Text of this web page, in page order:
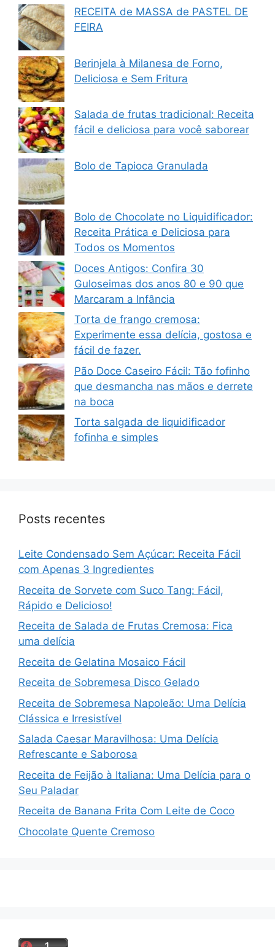
RECEITA de MASSA de PASTEL DE
FEIRA
Berinjela à Milanesa de Forno,
Deliciosa e Sem Fritura
Salada de frutas tradicional: Receita
fácil e deliciosa para você saborear
Bolo de Tapioca Granulada
Bolo de Chocolate no Liquidificador:
Receita Prática e Deliciosa para
Todos os Momentos
Doces Antigos: Confira 30
Guloseimas dos anos 80 e 90 que
Marcaram a Infância
Torta de frango cremosa:
Experimente essa delícia, gostosa e
fácil de fazer.
Pão Doce Caseiro Fácil: Tão fofinho
que desmancha nas mãos e derrete
na boca
Torta salgada de liquidificador
fofinha e simples
Posts recentes
Leite Condensado Sem Açúcar: Receita Fácil
com Apenas 3 Ingredientes
Receita de Sorvete com Suco Tang: Fácil,
Rápido e Delicioso!
Receita de Salada de Frutas Cremosa: Fica
uma delícia
Receita de Gelatina Mosaico Fácil
Receita de Sobremesa Disco Gelado
Receita de Sobremesa Napoleão: Uma Delícia
Clássica e Irresistível
Salada Caesar Maravilhosa: Uma Delícia
Refrescante e Saborosa
Receita de Feijão à Italiana: Uma Delícia para o
Seu Paladar
Receita de Banana Frita Com Leite de Coco
Chocolate Quente Cremoso